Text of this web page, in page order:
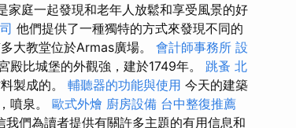
家庭一起發現和老年人放鬆和享受風景的好
他們提供了一種獨特的方式來發現不同的
大教堂位於Armas廣場。 會計師事務所 設
殿比城堡的外觀強，建於1749年。 跳蚤 北
製成的。 輔聽器的功能與使用 今天的建築
噴泉。 歐式外燴 廚房設備 台中整復推薦
們為讀者提供有關許多主題的有用信息和